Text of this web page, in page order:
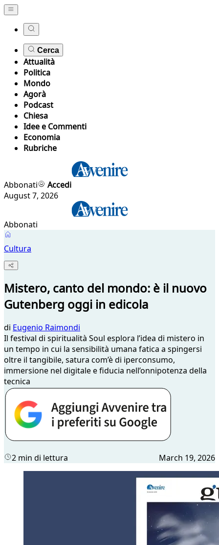
Cerca
Attualità
Politica
Mondo
Agorà
Podcast
Chiesa
Idee e Commenti
Economia
Rubriche
Abbonati
Accedi
August 7, 2026
Abbonati
Cultura
Mistero, canto del mondo: è il nuovo
Gutenberg oggi in edicola
di Eugenio Raimondi
Il festival di spiritualità Soul esplora l’idea di mistero in
un tempo in cui la sensibilità umana fatica a spingersi
oltre il tangibile, satura com’è di iperconsumo,
immersione nel digitale e fiducia nell’onnipotenza della
tecnica
2 min di lettura March 19, 2026